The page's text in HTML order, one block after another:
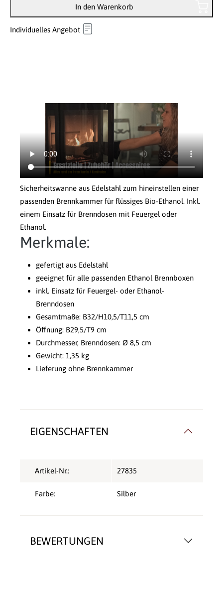
In den Warenkorb
Individuelles Angebot
Sicherheitswanne aus Edelstahl zum hineinstellen einer
passenden Brennkammer für flüssiges Bio-Ethanol. Inkl.
einem Einsatz für Brenndosen mit Feuergel oder
Ethanol.
Merkmale:
gefertigt aus Edelstahl
geeignet für alle passenden Ethanol Brennboxen
inkl. Einsatz für Feuergel- oder Ethanol-
Brenndosen
Gesamtmaße: B32/H10,5/T11,5 cm
Öffnung: B29,5/T9 cm
Durchmesser, Brenndosen: Ø 8,5 cm
Gewicht: 1,35 kg
Lieferung ohne Brennkammer
BEWERTUNGEN
EIGENSCHAFTEN
Artikel-Nr.: 27835
Farbe: Silber